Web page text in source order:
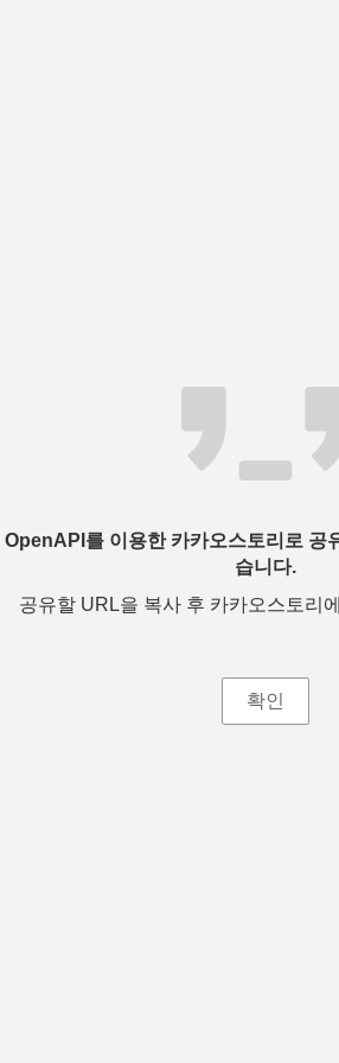
OpenAPI를 이용한 카카오스토리로 공
습니다.
공유할 URL을 복사 후 카카오스토리
확인